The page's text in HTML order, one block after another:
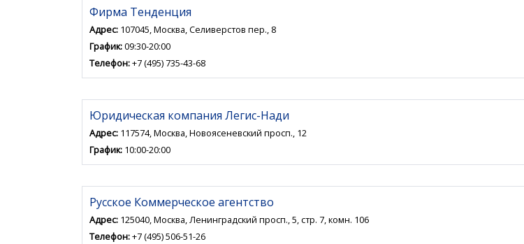
Фирма Тенденция
Адрес: 107045, Москва, Селиверстов пер., 8
График:09:30-20:00
Телефон:+7 (495) 735-43-68
Юридическая компания Легис-Нади
Адрес: 117574, Москва, Новоясеневский просп., 12
График: 10:00-20:00
Русское Коммерческое агентство
Адрес: 125040, Москва, Ленинградский просп., 5, стр. 7, комн. 106
Телефон:+7 (495) 506-51-26